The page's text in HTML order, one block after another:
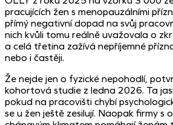
pracujících žen s menopauzálními
přímý negativní dopad na svůj
nich kvůli tomu reálně uvažovala o
a celá třetina zažívá nepříjemné
nebo i častěji.
Že nejde jen o fyzické nepohodlí,
kohortová studie z ledna 2026. Ta
pokud na pracovišti chybí
se u žen ještě zesilují. Naopak firmy s